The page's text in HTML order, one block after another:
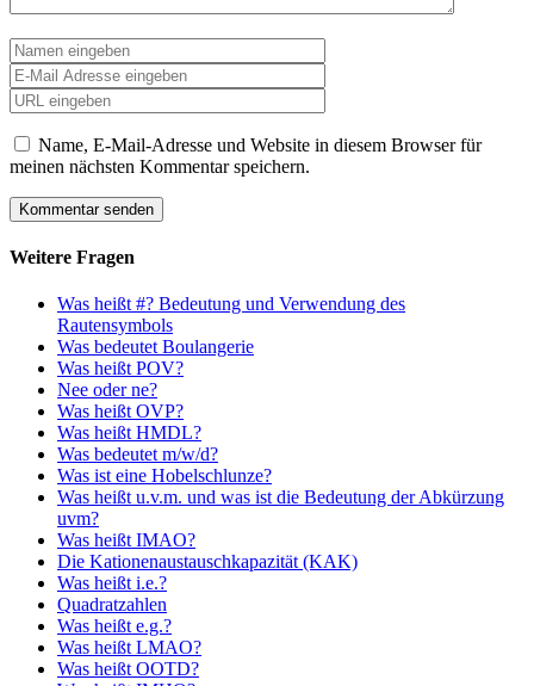
Name, E-Mail-Adresse und Website in diesem Browser für
meinen nächsten Kommentar speichern.
Weitere Fragen
Was heißt #? Bedeutung und Verwendung des
Rautensymbols
Was bedeutet Boulangerie
Was heißt POV?
Nee oder ne?
Was heißt OVP?
Was heißt HMDL?
Was bedeutet m/w/d?
Was ist eine Hobelschlunze?
Was heißt u.v.m. und was ist die Bedeutung der Abkürzung
uvm?
Was heißt IMAO?
Die Kationenaustauschkapazität (KAK)
Was heißt i.e.?
Quadratzahlen
Was heißt e.g.?
Was heißt LMAO?
Was heißt OOTD?